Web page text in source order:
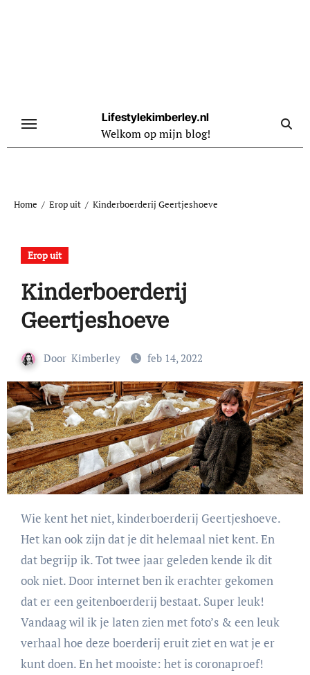
Lifestylekimberley.nl
Welkom op mijn blog!
Home Erop uit Kinderboerderij Geertjeshoeve
Erop uit
Kinderboerderij
Geertjeshoeve
Door Kimberley feb 14, 2022
Wie kent het niet, kinderboerderij Geertjeshoeve.
Het kan ook zijn dat je dit helemaal niet kent. En
dat begrijp ik. Tot twee jaar geleden kende ik dit
ook niet. Door internet ben ik erachter gekomen
dat er een geitenboerderij bestaat. Super leuk!
Vandaag wil ik je laten zien met foto’s & een leuk
verhaal hoe deze boerderij eruit ziet en wat je er
kunt doen. En het mooiste: het is coronaproef!